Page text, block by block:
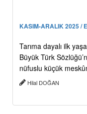
KASIM-ARALIK 2025 /
Tarıma dayalı ilk
Büyük Türk
nüfuslu küçük
Hilal DOĞAN